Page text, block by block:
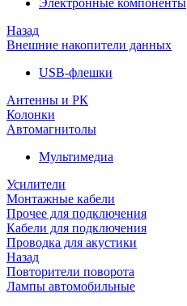
Электронные компоненты
Назад
Внешние накопители данных
USB-флешки
Антенны и РК
Колонки
Автомагнитолы
Мультимедиа
Усилители
Монтажные кабели
Прочее для подключения
Кабели для подключения
Проводка для акустики
Назад
Повторители поворота
Лампы автомобильные